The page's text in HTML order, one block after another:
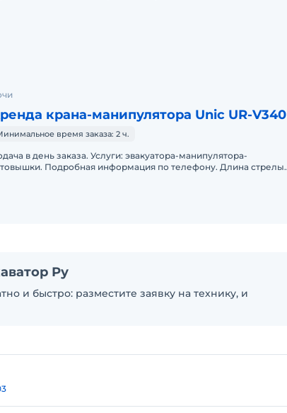
крана-манипулятора Unic UR-V340
время заказа: 2 ч.
в день заказа. Услуги: эвакуатора-манипулятора-
информация по телефону. Длина стрелы
Ру
и быстро: разместите заявку на технику, и